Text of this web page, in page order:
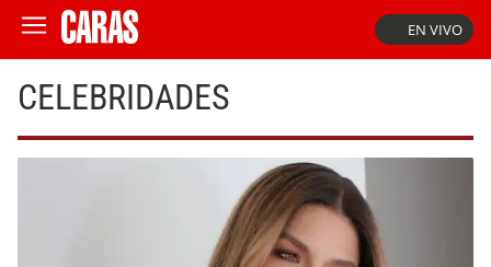
EN VIVO
CELEBRIDADES